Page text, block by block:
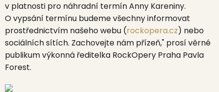
v platnosti pro náhradní termín Anny Kareniny.
O vypsání termínu budeme všechny informovat
prostřednictvím našeho webu (rockopera.cz) nebo
sociálních sítích. Zachovejte nám přízeň," prosí věrné
publikum výkonná ředitelka RockOpery Praha Pavla
Forest.